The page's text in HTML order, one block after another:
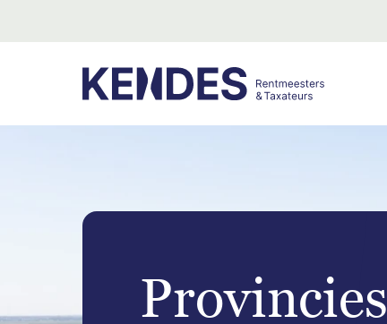
Provincies